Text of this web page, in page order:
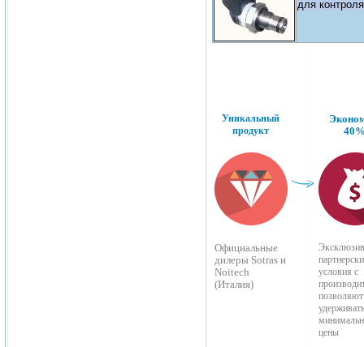
для
Уникальный
продукт
Официальные
дилеры Sotras и
Noitech
(Италия)
условия с
позволяют
удерживать
цены